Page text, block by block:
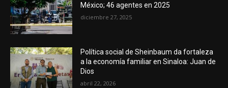
México; 46 agentes en 2025
diciembre 27, 2025
Política social de Sheinbaum da fortaleza
a la economía familiar en Sinaloa: Juan de
Dios
abril 22, 2026